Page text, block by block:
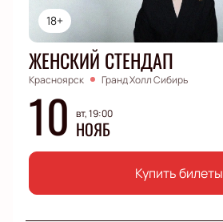
18+
ЖЕНСКИЙ СТЕНДАП
Красноярск Гранд Холл Сибирь
10 вт, 19:00
НОЯБ
Купить билеты